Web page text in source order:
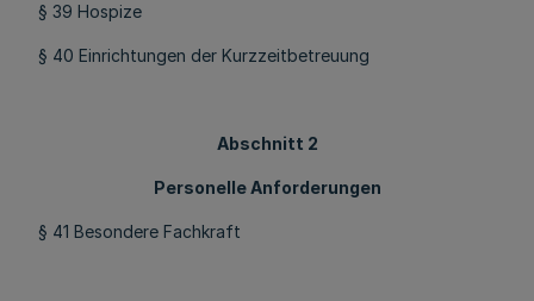
§ 39 Hospize
§ 40 Einrichtungen der Kurzzeitbetreuung
Abschnitt 2
Personelle Anforderungen
§ 41 Besondere Fachkraft